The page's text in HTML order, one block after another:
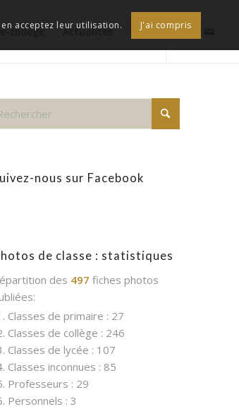
collège Actualités
nous sur Facebook
de classe : statistiques
des 497 fiches photos
Classes de primaire : 27
Classes de collège : 246
Classes de lycée : 107
Classes inconnues : 85
Professeurs : 29
Personnels : 3
acceptez leur utilisation. J'ai compris